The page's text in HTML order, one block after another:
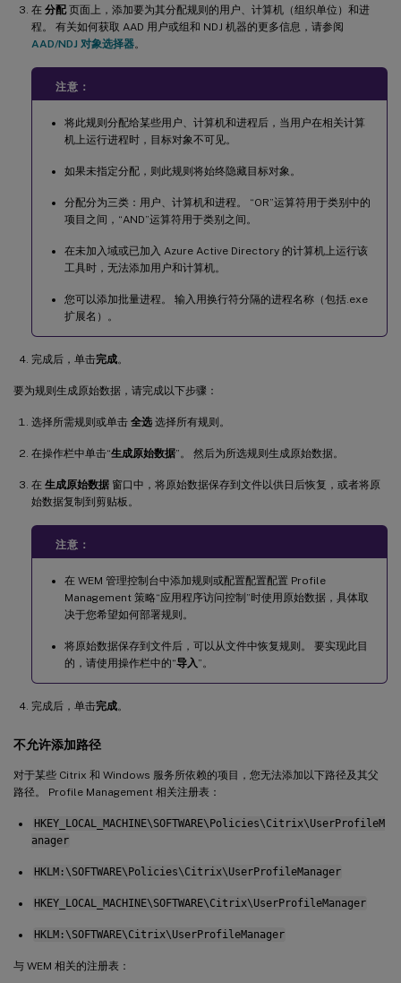
在 分配页面上，添加要为其分配规则的用户、计算机（组织单位）和进
程。 有关如何获取 AAD 用户或组和 NDJ 机器的更多信息，请参阅
AAD/NDJ 对象选择器。
注意：
将此规则分配给某些用户、计算机和进程后，当用户在相关计算
机上运行进程时，目标对象不可见。
如果未指定分配，则此规则将始终隐藏目标对象。
分配分为三类：用户、计算机和进程。 “OR”运算符用于类别中的
项目之间，“AND”运算符用于类别之间。
在未加入域或已加入 Azure Active Directory 的计算机上运行该
工具时，无法添加用户和计算机。
您可以添加批量进程。 输入用换行符分隔的进程名称（包括.exe
扩展名）。
完成后，单击完成。
要为规则生成原始数据，请完成以下步骤：
选择所需规则或单击 全选 选择所有规则。
在操作栏中单击“生成原始数据”。 然后为所选规则生成原始数据。
在 生成原始数据 窗口中，将原始数据保存到文件以供日后恢复，或者将原
始数据复制到剪贴板。
注意：
在 WEM 管理控制台中添加规则或配置配置配置 Profile
Management 策略“应用程序访问控制”时使用原始数据，具体取
决于您希望如何部署规则。
将原始数据保存到文件后，可以从文件中恢复规则。 要实现此目
的，请使用操作栏中的“导入 ”。
完成后，单击完成。
不允许添加路径
对于某些 Citrix 和 Windows 服务所依赖的项目，您无法添加以下路径及其父
路径。 Profile Management 相关注册表：
HKEY_LOCAL_MACHINE\SOFTWARE\Policies\Citrix\UserProfileM
anager
HKLM:\SOFTWARE\Policies\Citrix\UserProfileManager
HKEY_LOCAL_MACHINE\SOFTWARE\Citrix\UserProfileManager
HKLM:\SOFTWARE\Citrix\UserProfileManager
与 WEM 相关的注册表：